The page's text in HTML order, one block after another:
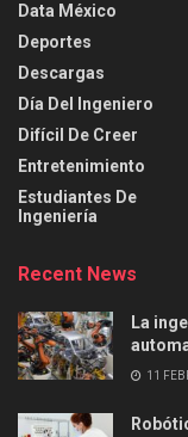
Data México
Deportes
Descargas
Día Del Ingeniero
Difícil De Creer
Entretenimiento
Estudiantes De
Ingeniería
Recent News
La
11